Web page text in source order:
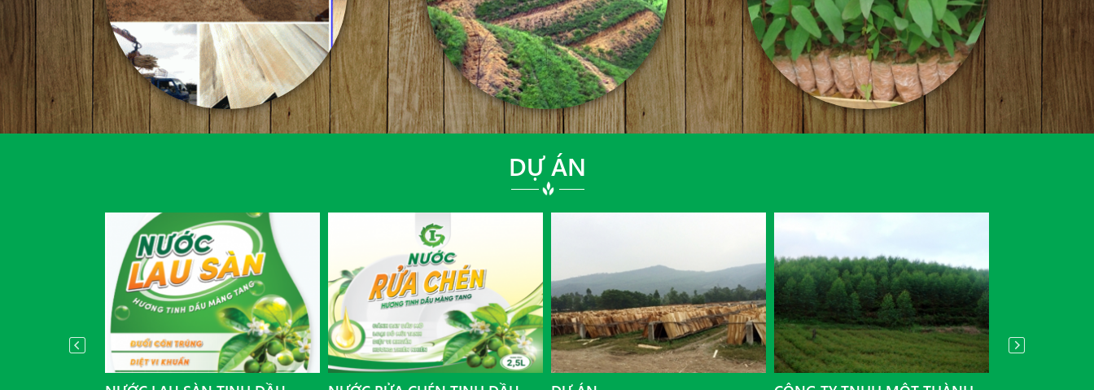
DỰ ÁN